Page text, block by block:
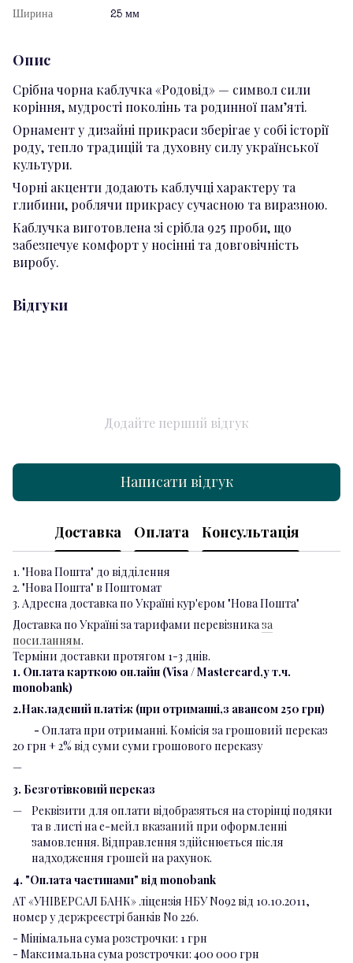
Ширина 25 мм
Опис
Срібна чорна каблучка «Родовід» — символ сили
коріння, мудрості поколінь та родинної пам’яті.
Орнамент у дизайні прикраси зберігає у собі історії
роду, тепло традицій та духовну силу української
культури.
Чорні акценти додають каблучці характеру та
глибини, роблячи прикрасу сучасною та виразною.
Каблучка виготовлена зі срібла 925 проби, що
забезпечує комфорт у носінні та довговічність
виробу.
Відгуки
Додайте перший відгук
Написати відгук
Доставка Оплата Консультація
1. "Нова Пошта" до відділення
2. "Нова Пошта" в Поштомат
3. Адресна доставка по Україні кур'єром "Нова Пошта"
Доставка по Україні за тарифами перевізника за
посиланням.
Терміни доставки протягом 1-3 днів.
1. Оплата карткою онлайн (Visa / Mastercard,у т.ч.
monobank)
2.Накладений платіж (при отриманні,з авансом 250 грн)
- Оплата при отриманні. Комісія за грошовий переказ
20 грн + 2% від суми суми грошового переказу
3. Безготівковий переказ
Реквізити для оплати відобразяться на сторінці подяки
та в листі на е-мейл вказаний при оформленні
замовлення. Відправлення здійснюється після
надходження грошей на рахунок.
4. "Оплата частинами" від monobank
АТ «УНІВЕРСАЛ БАНК» ліцензія НБУ No92 від 10.10.2011,
номер у держреєстрі банків No 226.
- Мінімальна сума розстрочки: 1 грн
- Максимальна сума розстрочки: 400 000 грн